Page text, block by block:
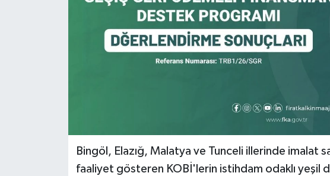
Bingöl, Elazığ, Malatya ve Tunceli illerinde imalat
faaliyet gösteren KOBİ'lerin istihdam odaklı yeşil
YAYLADERE